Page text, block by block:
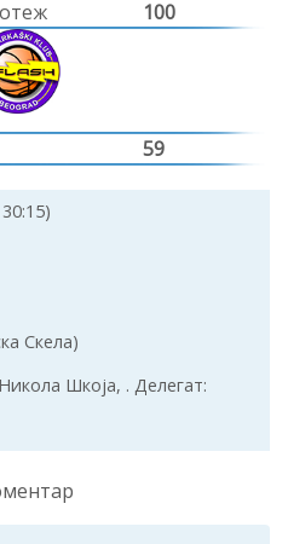
100
59
Скела)
Шкоја, . Делегат: